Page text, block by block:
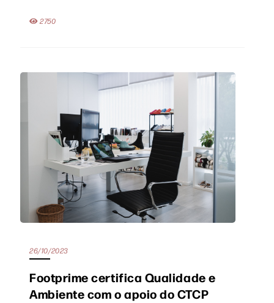
2750
26/10/2023
Footprime certifica Qualidade e
Ambiente com o apoio do CTCP